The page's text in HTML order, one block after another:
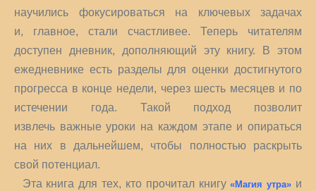
научились фокусироваться на ключевых задачах
и, главное, стали счастливее. Теперь читателям
доступен дневник, дополняющий эту книгу. В этом
ежедневнике есть разделы для оценки достигнутого
прогресса в конце недели, через шесть месяцев и по
истечении года. Такой подход позволит
извлечь важные уроки на каждом этапе и опираться
на них в дальнейшем, чтобы полностью раскрыть
свой потенциал.
Эта книга для тех, кто прочитал книгу«Магия утра» и